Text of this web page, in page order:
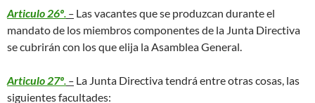
Articulo 26º. – Las vacantes que se produzcan durante el
mandato de los miembros componentes de la Junta Directiva
se cubrirán con los que elija la Asamblea General.
Articulo 27º. – La Junta Directiva tendrá entre otras cosas, las
siguientes facultades: